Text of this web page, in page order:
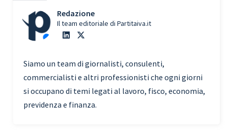
Redazione
Il team editoriale di Partitaiva.it
Siamo un team di giornalisti, consulenti,
commercialisti e altri professionisti che ogni giorni
si occupano di temi legati al lavoro, fisco, economia,
previdenza e finanza.